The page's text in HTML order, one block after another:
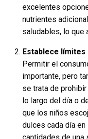
excelentes
nutrientes
saludables, lo que
Establece
Permitir el
importante, pero
se trata de
lo largo del día o
que los niños
dulces cada día
cantidades de una